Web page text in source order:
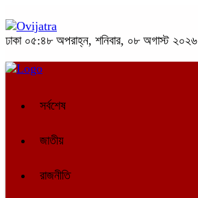
ঢাকা ০৫:৪৮ অপরাহ্ন, শনিবার, ০৮ অগাস্ট ২০২৬
সর্বশেষ
জাতীয়
রাজনীতি